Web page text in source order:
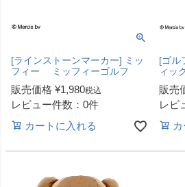
[ラインストーンマーカー] ミッ
フィー ミッフィーゴルフ
販売価格 ¥1,980税込
レビュー件数：0件
カートに入れる
[ゴル
ィッ
販売
レビ